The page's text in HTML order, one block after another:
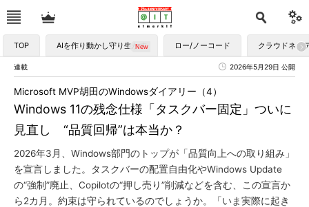
TOP AIを作り動かし守り生かす ロー/ノーコード クラウドネイ
連載 2026年5月29日 公開
Windows 11の残念仕様「タスクバー固定」ついに
見直し “品質回帰”は本当か？
Microsoft MVP胡田のWindowsダイアリー（4）
2026年3月、Windows部門のトップが「品質向上への取り組み」
を宣言しました。タスクバーの配置自由化やWindows Update
の“強制”廃止、Copilotの“押し売り”削減などを含む、この宣言か
ら2カ月。約束は守られているのでしょうか。「いま実際に起き